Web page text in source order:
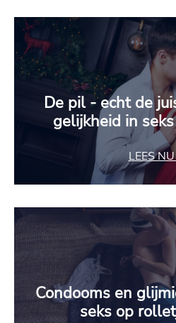
De pil - echt de
gelijkheid in
LEES NU
Condooms en
seks op